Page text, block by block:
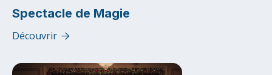
Spectacle de Magie
Découvrir 